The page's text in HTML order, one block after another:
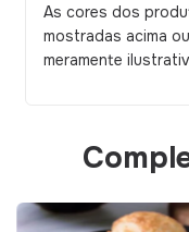
As cores dos
mostradas acima
meramente